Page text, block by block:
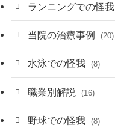
ランニングでの怪我
当院の治療事例 (20)
水泳での怪我 (8)
職業別解説 (16)
野球での怪我 (8)